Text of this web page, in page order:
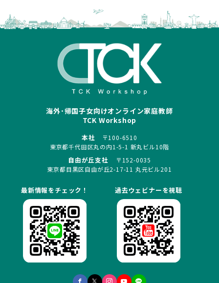
海外･帰国子女向けオンライン家庭教師
TCK Workshop
本社
〒100-6510
東京都千代田区丸の内1-5-1 新丸ビル10階
自由が丘支社
〒152-0035
東京都目黒区自由が丘2-17-11 丸元ビル201
最新情報をチェック！ 過去ウェビナーを視聴